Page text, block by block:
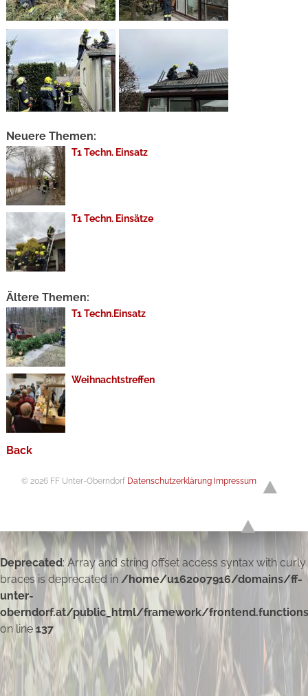
Neuere Themen:
T1 Techn. Einsatz
T1 Techn. Einsätze
Ältere Themen:
T1 Techn.Einsatz
Weihnachtstreffen
Back
© 2026 FF Unter-Oberndorf Datenschutzerklärung Impressum
Deprecated: Array and string offset access syntax with curly
braces is deprecated in /home/u162007916/domains/ff-
unter-
oberndorf.at/public_html/framework/
on line137